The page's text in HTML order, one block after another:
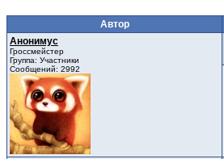
Автор
Анонимус
Гроссмейстер
Группа: Участники
Сообщений: 2992